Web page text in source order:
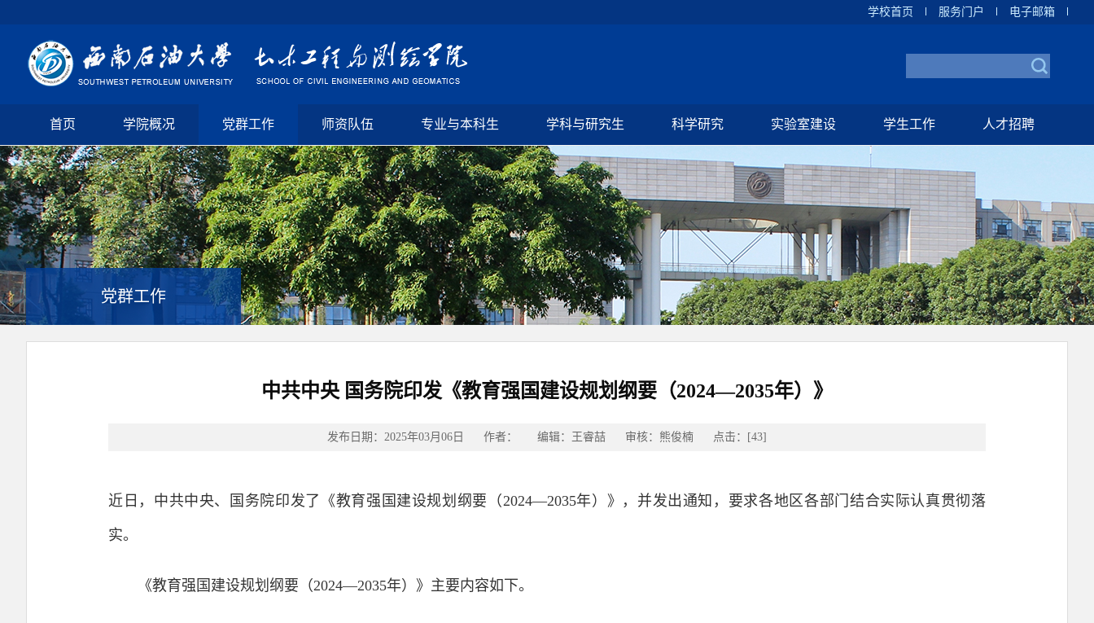
学校首页 服务门户 电子邮箱
首页 学院概况 党群工作 师资队伍 专业与本科生 学科与研究生 科学研究 实验室建设 学生工作 人才招聘
党群工作
中共中央 国务院印发《教育强国建设规划纲要（2024—2035年）》
发布日期：2025年03月06日 作者： 编辑：王睿喆 审核：熊俊楠 点击：[43]
近日，中共中央、国务院印发了《教育强国建设规划纲要（2024—2035年）》，并发出通知，要求各地区各部门结合实际认真贯彻落
实。
《教育强国建设规划纲要（2024—2035年）》主要内容如下。